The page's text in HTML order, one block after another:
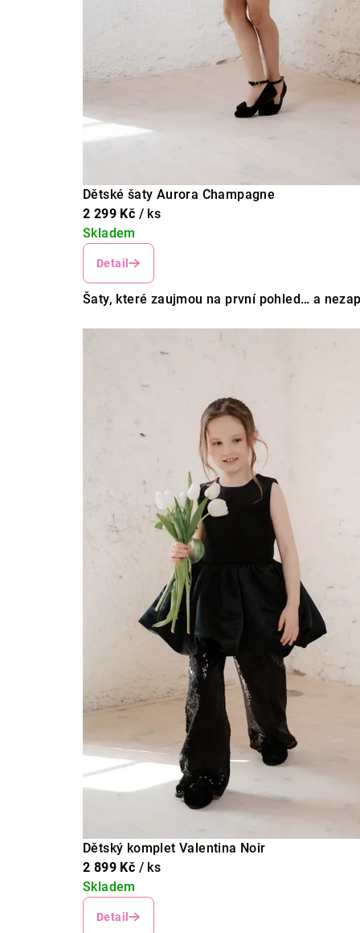
Dětské šaty Aurora Champagne
2 299 Kč / ks
Skladem
Detail
Šaty, které zaujmou na první pohled… a
Dětský komplet Valentina Noir
2 899 Kč / ks
Skladem
Detail